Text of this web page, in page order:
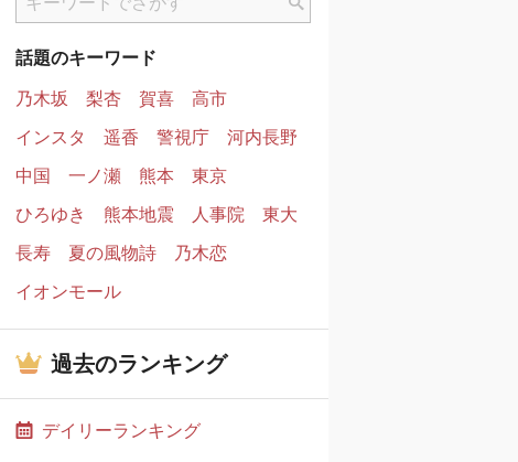
話題のキーワード
乃木坂
梨杏 賀喜
高市
インスタ
遥香 警視庁
河内長野
中国
一ノ瀬 熊本
東京
ひろゆき
熊本地震 人事院
東大
長寿
夏の風物詩
乃木恋
イオンモール
過去のランキング
デイリーランキング